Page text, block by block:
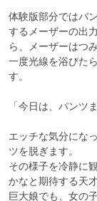
体験版部分ではパ
するメーザーの出
ら、メーザーはつ
一度光線を浴びた
す。
「今日は、パンツ
エッチな気分にな
ツを脱ぎます。
その様子を冷静に
かなと期待する天
巨大娘でも、女の